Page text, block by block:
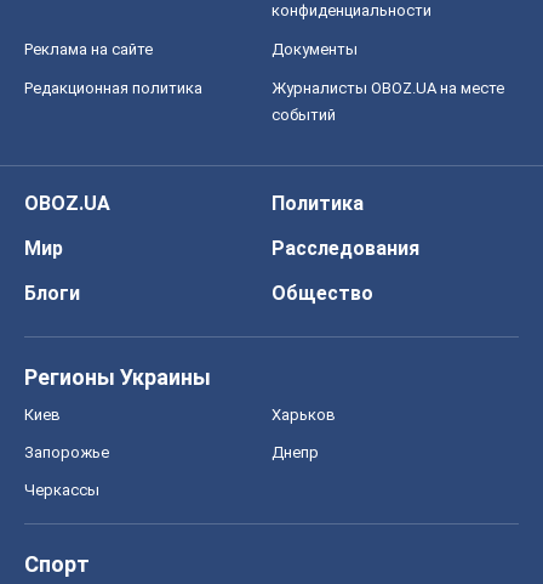
конфиденциальности
Реклама на сайте Документы
Редакционная политика
Журналисты OBOZ.UA на месте
событий
OBOZ.UA
Политика
Мир
Расследования
Блоги
Общество
Регионы Украины
Киев Харьков
Запорожье Днепр
Черкассы
Спорт